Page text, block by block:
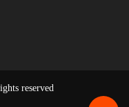
reserved